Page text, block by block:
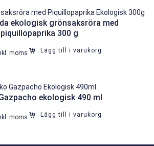
ekologisk grönsaksröra med
piquillopaprika 300 g
moms Lägg till i varukorg
ekologisk 490 ml
moms Lägg till i varukorg